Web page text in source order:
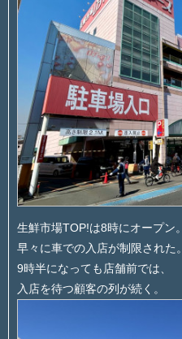
生鮮市場TOP!は8時にオープン。
早々に車での入店が制限された。
9時半になっても店舗前では、
入店を待つ顧客の列が続く。